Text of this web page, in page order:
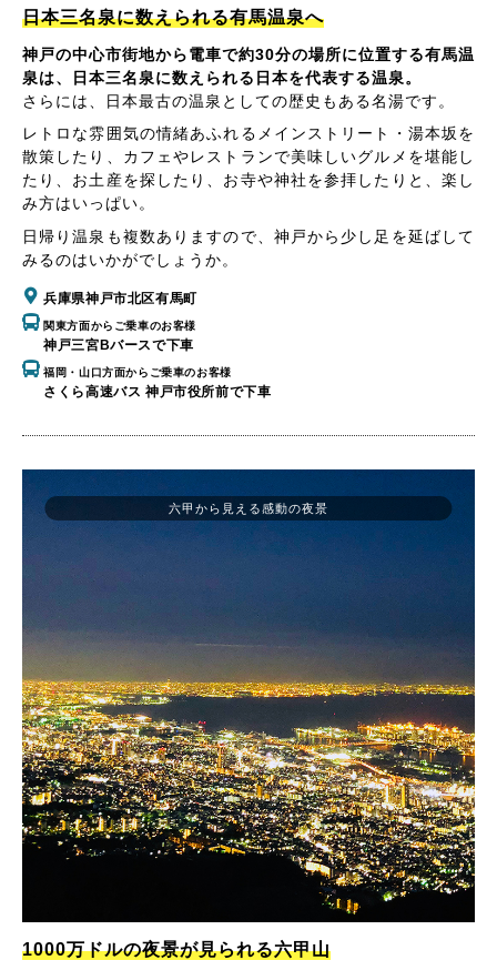
日本三名泉に数えられる有馬温泉へ
神戸の中心市街地から電車で約30分の場所に位置する有馬温
泉は、日本三名泉に数えられる日本を代表する温泉。
さらには、日本最古の温泉としての歴史もある名湯です。
レトロな雰囲気の情緒あふれるメインストリート・湯本坂を
散策したり、カフェやレストランで美味しいグルメを堪能し
たり、お土産を探したり、お寺や神社を参拝したりと、楽し
み方はいっぱい。
日帰り温泉も複数ありますので、神戸から少し足を延ばして
みるのはいかがでしょうか。
兵庫県神戸市北区有馬町
関東方面からご乗車のお客様
神戸三宮Bバースで下車
福岡・山口方面からご乗車のお客様
さくら高速バス 神戸市役所前で下車
1000万ドルの夜景が見られる六甲山
六甲から見える感動の夜景